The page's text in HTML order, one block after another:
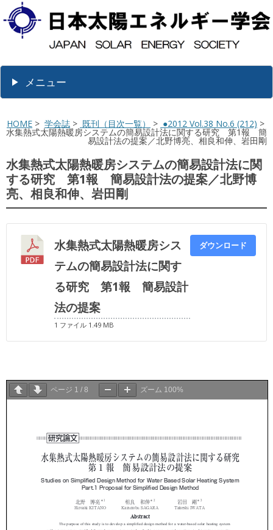
メニュー
HOME > 学会誌 > 既刊（目次一覧） > ●2012 Vol.38 No.6 (212) >
水集熱式太陽熱暖房システムの簡易設計法に関する研究 第1報 簡
易設計法の提案／北野博亮、相良和伸、岩田剛
水集熱式太陽熱暖房システムの簡易設計法に関
する研究 第1報 簡易設計法の提案／北野博
亮、相良和伸、岩田剛
水集熱式太陽熱暖房シス
テムの簡易設計法に関す
る研究 第1報 簡易設計
法の提案
1 ファイル 1.49 MB
ダウンロード
ページ 1 / 8 ズーム 100%